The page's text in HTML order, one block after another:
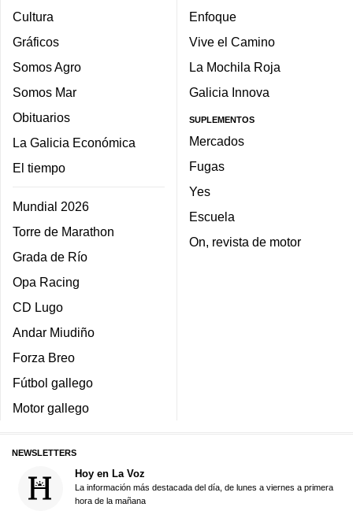
Cultura
Gráficos
Somos Agro
Somos Mar
Obituarios
La Galicia Económica
El tiempo
Mundial 2026
Torre de Marathon
Grada de Río
Opa Racing
CD Lugo
Andar Miudiño
Forza Breo
Fútbol gallego
Motor gallego
Enfoque
Vive el Camino
La Mochila Roja
Galicia Innova
SUPLEMENTOS
Mercados
Fugas
Yes
Escuela
On, revista de motor
NEWSLETTERS
Hoy en La Voz
La información más destacada del día, de lunes a viernes a primera
hora de la mañana